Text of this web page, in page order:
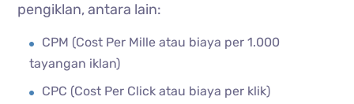
pengiklan, antara lain:
CPM (Cost Per Mille atau biaya per 1.000
tayangan iklan)
CPC (Cost Per Click atau biaya per klik)